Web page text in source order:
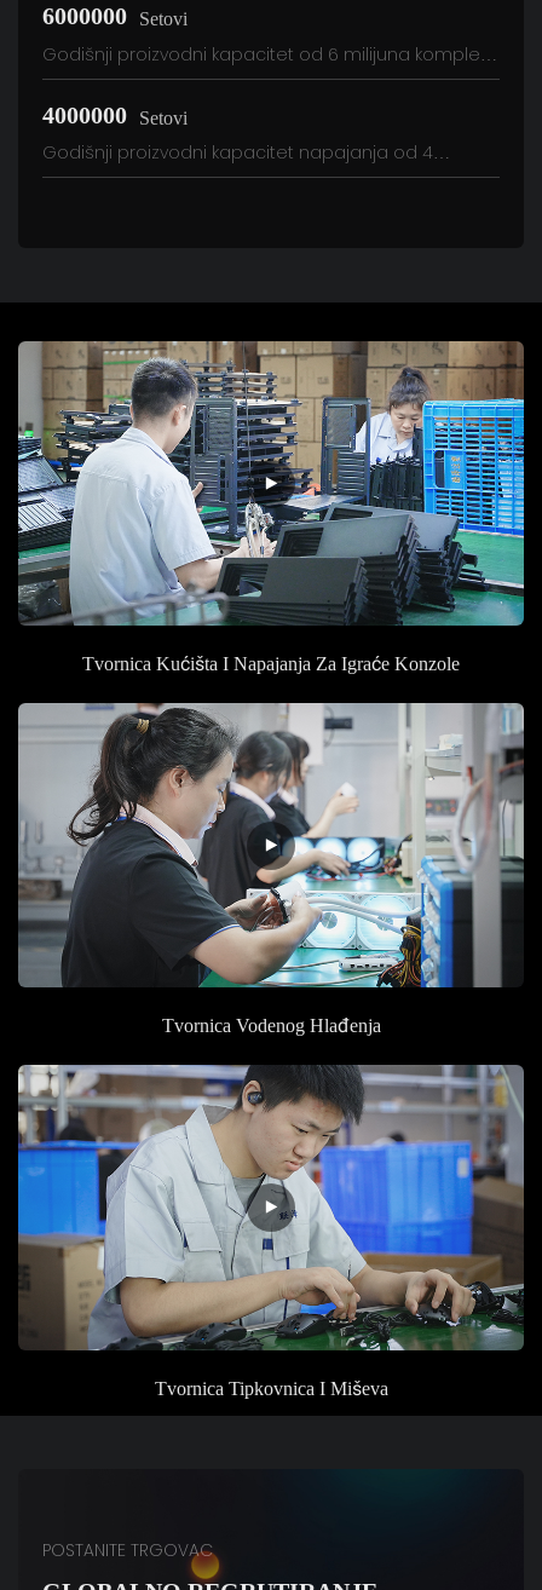
6000000 Setovi
Godišnji proizvodni kapacitet od 6 milijuna kompleta
kutija
4000000 Setovi
Godišnji proizvodni kapacitet napajanja od 4
milijuna kompleta
Tvornica Kućišta I Napajanja Za Igraće Konzole
TvornicaVodenog Hlađenja
Tvornica Tipkovnica I Miševa
POSTANITE TRGOVAC